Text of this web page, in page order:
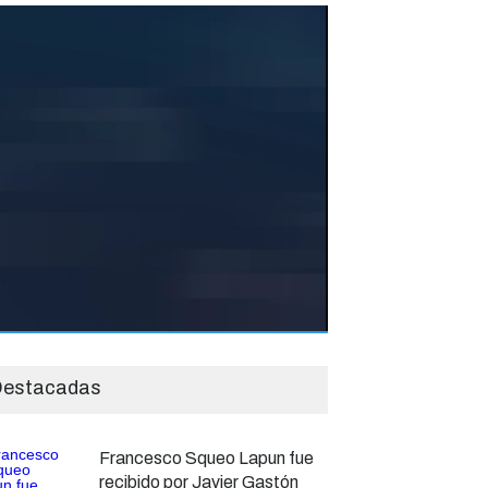
Francesco Squeo Lapun fue
recibido por Javier Gastón